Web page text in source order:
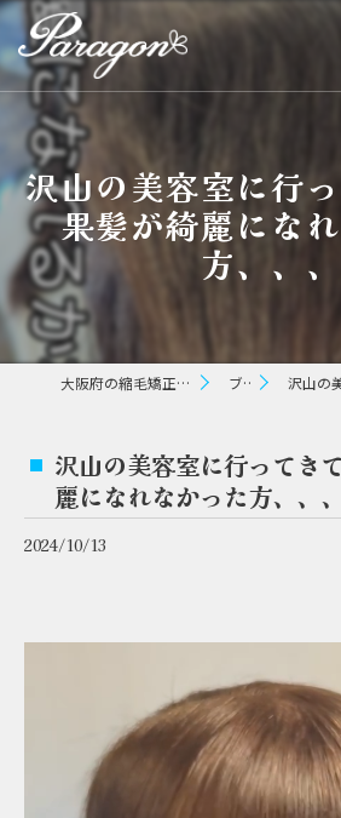
沢山の美容室に行
果髪が綺麗にな
方、、、
大阪府の縮毛矯正ならパラゴン ヘアー ブログ 沢山の美容室
沢山の美容室に行ってき
麗になれなかった方、、、
2024/10/13